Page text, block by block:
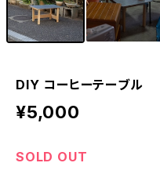
DIY コーヒーテーブル
¥5,000
SOLD OUT